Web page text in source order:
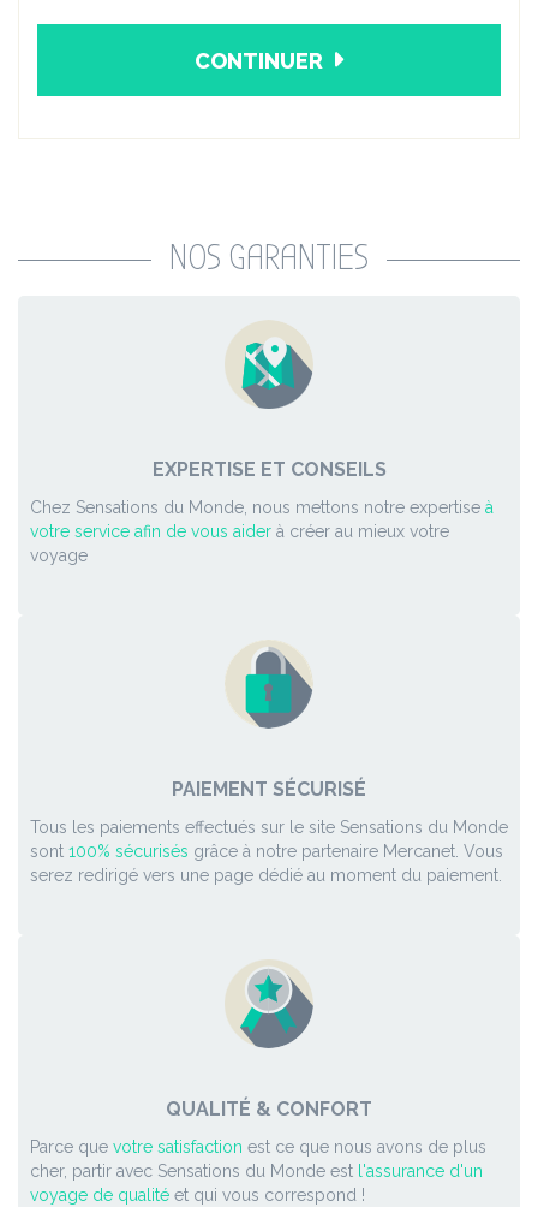
CONTINUER
NOS GARANTIES
EXPERTISE ET CONSEILS
Chez Sensations du Monde, nous mettons notre expertise à
votre service afin de vous aider à créer au mieux votre
voyage
PAIEMENT SÉCURISÉ
Tous les paiements effectués sur le site Sensations du Monde
sont 100% sécurisés grâce à notre partenaire Mercanet. Vous
serez redirigé vers une page dédié au moment du paiement.
QUALITÉ & CONFORT
Parce que votre satisfaction est ce que nous avons de plus
cher, partir avec Sensations du Monde est l'assurance d'un
voyage de qualité et qui vous correspond !